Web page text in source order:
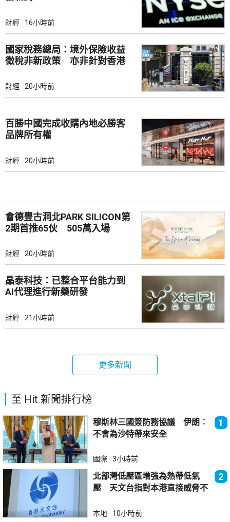
財經 16小時前
國家稅務總局：境外保險收益
徵稅非新政策 亦非針對香港
財經 20小時前
百勝中國完成收購內地必勝客
品牌所有權
財經 20小時前
會德豐古洞北PARK SILICON第
2期首推65伙 505萬入場
財經 20小時前
晶泰科技：已整合平台能力到
AI代理進行新藥研發
財經 21小時前
更多新聞
至 Hit 新聞排行榜
穆斯林三國簽防務協議 伊朗︰
不會為沙特帶來安全
1
國際 3小時前
北部灣低壓區增強為熱帶低氣
壓 天文台指對本港直接威脅不
2
本地 10小時前